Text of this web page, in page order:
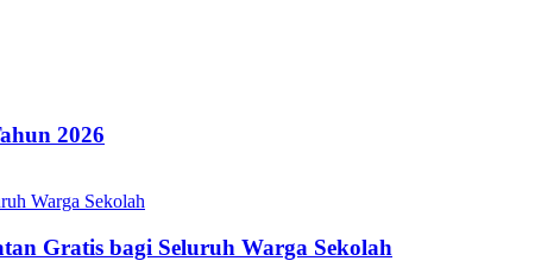
2026
Gratis bagi Seluruh Warga Sekolah